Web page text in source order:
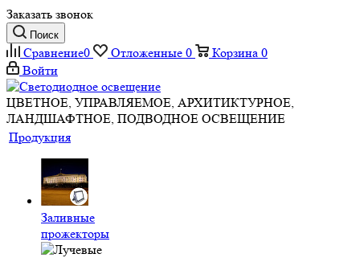
Заказать звонок
Поиск
Сравнение0 Отложенные 0 Корзина 0
Войти
ЦВЕТНОЕ, УПРАВЛЯЕМОЕ, АРХИТИКТУРНОЕ,
ЛАНДШАФТНОЕ, ПОДВОДНОЕ ОСВЕЩЕНИЕ
Продукция
Заливные
прожекторы